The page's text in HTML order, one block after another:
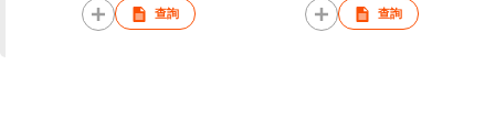
查詢 查詢